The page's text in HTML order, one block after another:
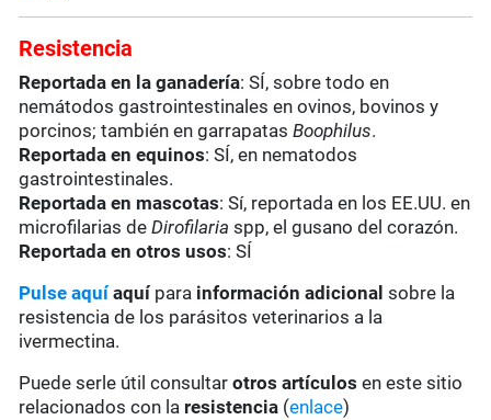
Resistencia
Reportada en la ganadería: SÍ, sobre todo en
nemátodos gastrointestinales en ovinos, bovinos y
porcinos; también en garrapatasBoophilus.
Reportada en equinos: SÍ, en nematodos
gastrointestinales.
Reportada en mascotas: Sí, reportada en los EE.UU. en
microfilarias deDirofilaria spp, el gusano del corazón.
Reportada en otros usos: SÍ
Pulse aquíaquí para información adicional sobre la
resistencia de los parásitos veterinarios a la
ivermectina.
Puede serle útil consultarotros artículos en este sitio
relacionados con la resistencia (enlace)